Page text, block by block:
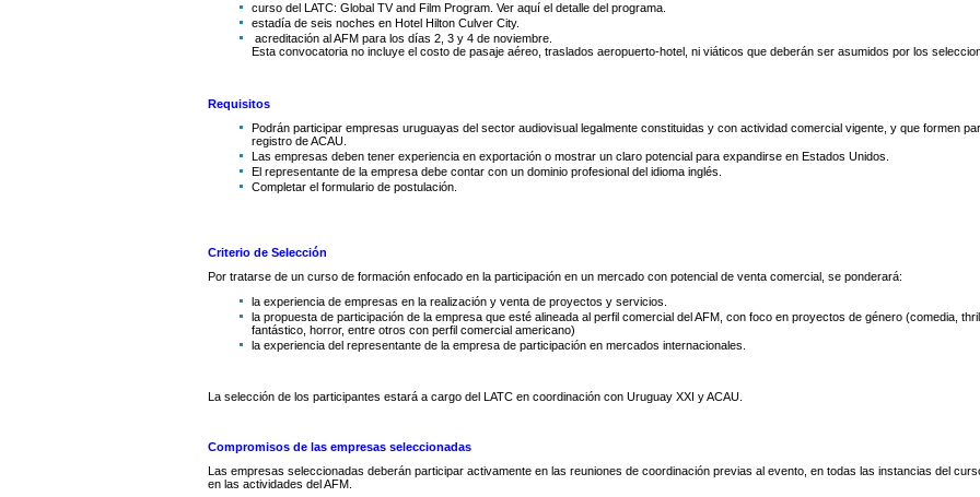
curso del LATC: Global TV and Film Program. Ver aquí el detalle del programa.
estadía de seis noches en Hotel Hilton Culver City.
acreditación al AFM para los días 2, 3 y 4 de noviembre.
Esta convocatoria no incluye el costo de pasaje aéreo, traslados aeropuerto-hotel, ni viáticos que deberán ser asumidos por los
Requisitos
Podrán participar empresas uruguayas del sector audiovisual legalmente constituidas y con actividad comercial vigente, y que formen
registro de ACAU.
Las empresas deben tener experiencia en exportación o mostrar un claro potencial para expandirse en Estados Unidos.
El representante de la empresa debe contar con un dominio profesional del idioma inglés.
Completar el formulario de postulación.
Criterio de Selección
Por tratarse de un curso de formación enfocado en la participación en un mercado con potencial de venta comercial, se ponderará:
la experiencia de empresas en la realización y venta de proyectos y servicios.
la propuesta de participación de la empresa que esté alineada al perfil comercial del AFM, con foco en proyectos de género (comedia,
fantástico, horror, entre otros con perfil comercial americano)
la experiencia del representante de la empresa de participación en mercados internacionales.
La selección de los participantes estará a cargo del LATC en coordinación con Uruguay XXI y ACAU.
Compromisos de las empresas seleccionadas
Las empresas seleccionadas deberán participar activamente en las reuniones de coordinación previas al evento, en todas las instancias del
en las actividades del AFM.